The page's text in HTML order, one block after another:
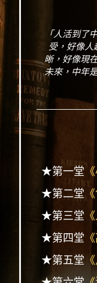
「人活到了
受，好像人
晰，好像現
未來，中年
★第一堂
★第二堂
★第三堂
★第四堂
★第五堂